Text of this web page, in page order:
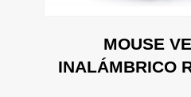
MOUSE
INALÁMBRICO